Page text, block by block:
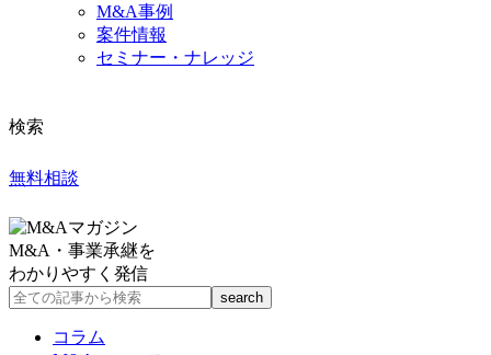
M&A事例
案件情報
セミナー・ナレッジ
検索
無料相談
M&A・事業承継を
わかりやすく発信
コラム